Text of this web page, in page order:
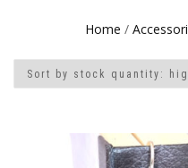
Home / Accessori